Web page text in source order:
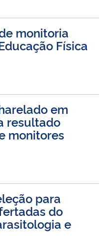
monitoria
Física
em
resultado
monitores
para
do
e